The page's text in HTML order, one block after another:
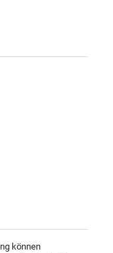
können